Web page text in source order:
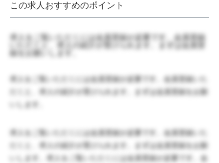
この求人おすすめのポイント
求人をご覧いただくには会員登録が必要です。会員登録
録をお願いします。
求人をご覧いただくには会員登録が必要です。会員登録いた
だくと、求人の紹介が受けられます。まずは会員登録をお願
いします。
求人をご覧いただくには会員登録が必要です。会員登録いた
だくと、求人の紹介が受けられます。まずは会員登録をお願
いします。求人をご覧いただくには会員登録が必要です。会